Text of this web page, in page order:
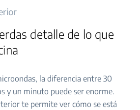
detalle de lo que
la diferencia entre 30
y un minuto puede ser enorme.
te permite ver cómo se está